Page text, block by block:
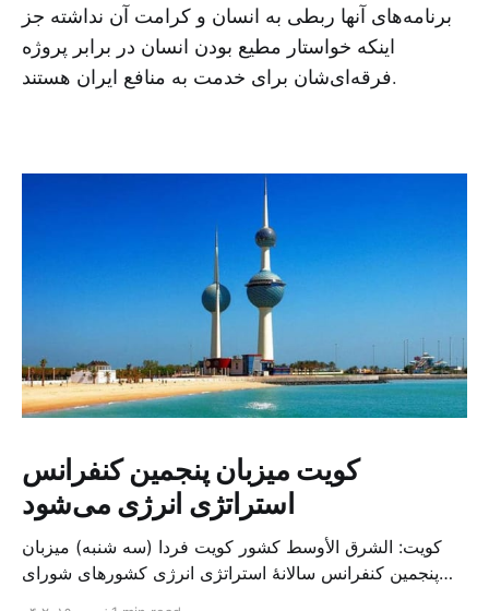
برنامه‌های آنها ربطی به انسان و کرامت آن نداشته جز
اینکه خواستار مطیع بودن انسان در برابر پروژه
فرقه‌ای‌شان برای خدمت به منافع ایران هستند.
کویت میزبان پنجمین کنفرانس
استراتژی انرژی می‌شود
کویت: الشرق الأوسط کشور کویت فردا (سه شنبه) میزبان
پنجمین کنفرانس سالانهٔ استراتژی انرژی کشورهای شورای